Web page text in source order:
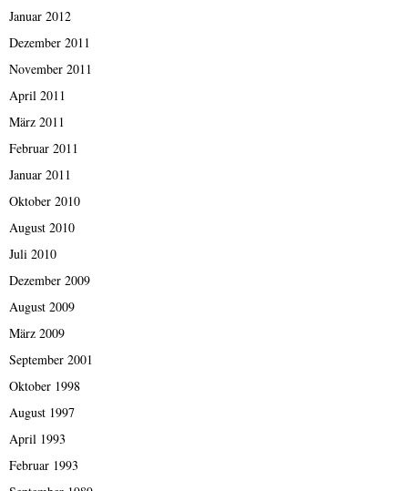
Januar 2012
Dezember 2011
November 2011
April 2011
März 2011
Februar 2011
Januar 2011
Oktober 2010
August 2010
Juli 2010
Dezember 2009
August 2009
März 2009
September 2001
Oktober 1998
August 1997
April 1993
Februar 1993